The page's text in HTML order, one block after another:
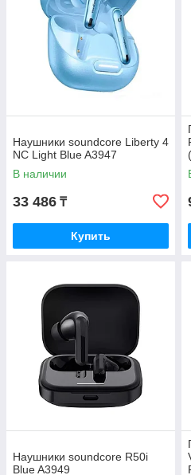
Наушники soundcore Liberty 4
NC Light Blue A3947
В наличии
33 486 ₸
Купить
Наушники soundcore R50i
Blue A3949